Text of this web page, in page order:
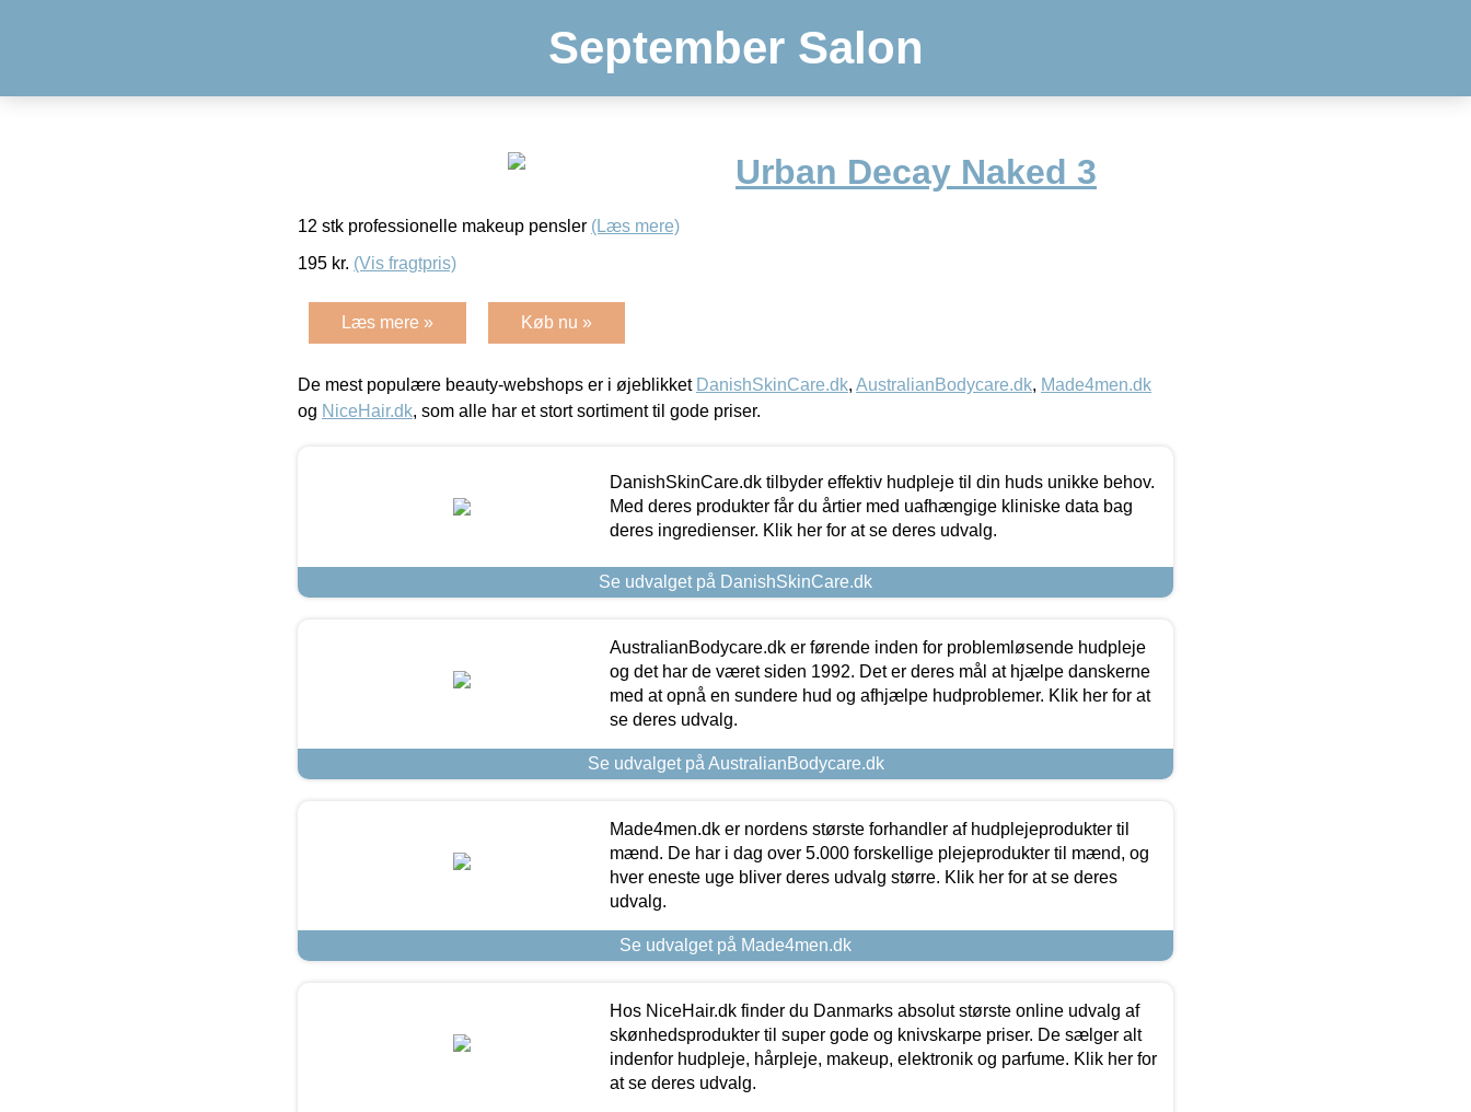
September Salon
Urban Decay Naked 3
12 stk professionelle makeup pensler (Læs mere)
195 kr. (Vis fragtpris)
Læs mere » Køb nu »
De mest populære beauty-webshops er i øjeblikket DanishSkinCare.dk, AustralianBodycare.dk, Made4men.dk
og NiceHair.dk, som alle har et stort sortiment til gode priser.
DanishSkinCare.dk tilbyder effektiv hudpleje til din huds unikke behov.
Med deres produkter får du årtier med uafhængige kliniske data bag
deres ingredienser. Klik her for at se deres udvalg.
Se udvalget på DanishSkinCare.dk
AustralianBodycare.dk er førende inden for problemløsende hudpleje
og det har de været siden 1992. Det er deres mål at hjælpe danskerne
med at opnå en sundere hud og afhjælpe hudproblemer. Klik her for at
se deres udvalg.
Se udvalget på AustralianBodycare.dk
Made4men.dk er nordens største forhandler af hudplejeprodukter til
mænd. De har i dag over 5.000 forskellige plejeprodukter til mænd, og
hver eneste uge bliver deres udvalg større. Klik her for at se deres
udvalg.
Se udvalget på Made4men.dk
Hos NiceHair.dk finder du Danmarks absolut største online udvalg af
skønhedsprodukter til super gode og knivskarpe priser. De sælger alt
indenfor hudpleje, hårpleje, makeup, elektronik og parfume. Klik her for
at se deres udvalg.